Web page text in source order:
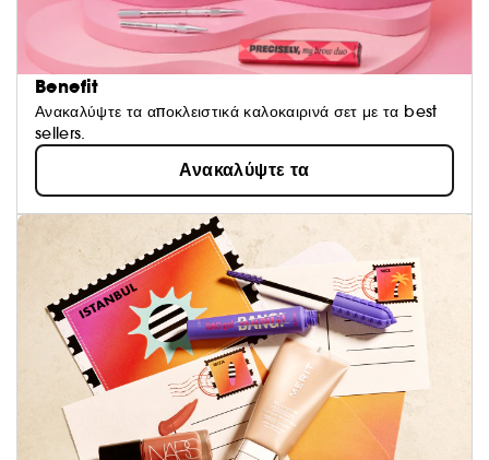
Benefit
Ανακαλύψτε τα αποκλειστικά καλοκαιρινά σετ με τα best
sellers.
Ανακαλύψτε τα